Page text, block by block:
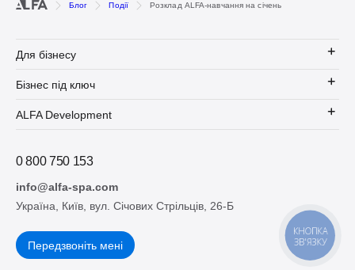
Блог Події Розклад ALFA-навчання на січень
Для бізнесу
Бізнес під ключ
ALFA Development
0 800 750 153
info@alfa-spa.com
Україна, Київ, вул. Січових Стрільців, 26-Б
Передзвоніть мені
КНОПКА
ЗВ'ЯЗКУ